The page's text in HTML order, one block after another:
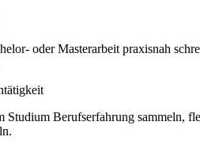
oder Masterarbeit praxisnah
Studium Berufserfahrung sammeln,